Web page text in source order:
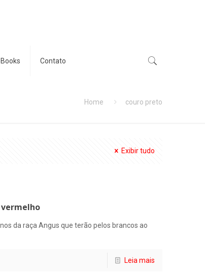
Contato
Home couro preto
Exibir tudo
vermelho
da raça Angus que terão pelos brancos ao
Leia mais